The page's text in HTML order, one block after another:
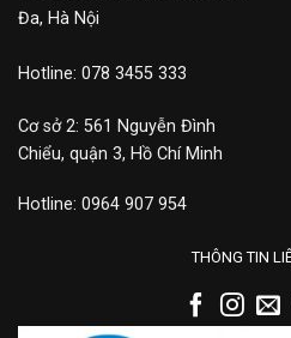
Đa, Hà Nội
Hotline: 078 3455 333
Cơ sở 2: 561 Nguyễn Đình
Chiểu, quận 3, Hồ Chí Minh
Hotline: 0964 907 954
THÔNG TIN